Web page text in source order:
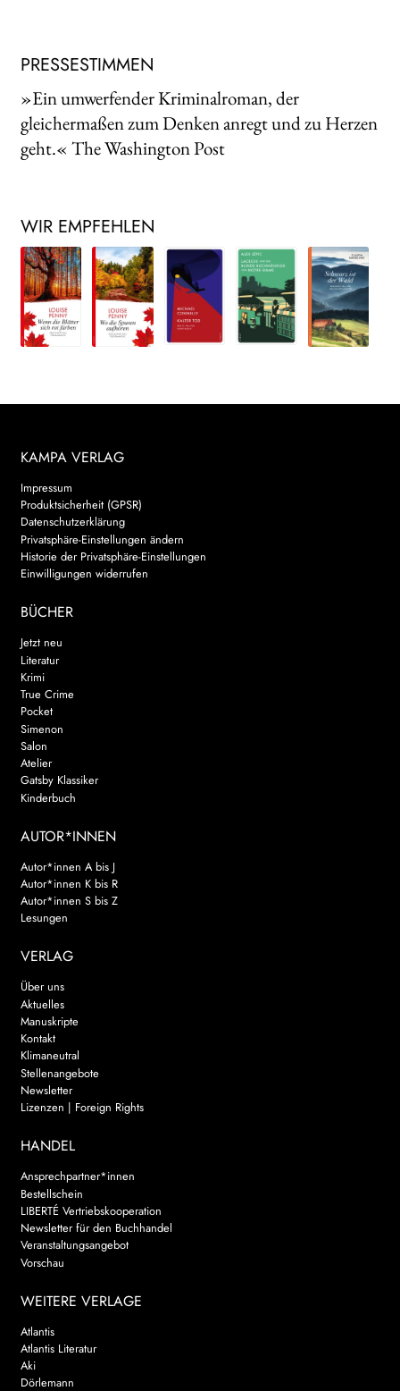
PRESSESTIMMEN
»Ein umwerfender Kriminalroman, der
gleichermaßen zum Denken anregt und zu Herzen
geht.« The Washington Post
WIR EMPFEHLEN
KAMPA VERLAG
Impressum
Produktsicherheit (GPSR)
Datenschutzerklärung
Privatsphäre-Einstellungen ändern
Historie der Privatsphäre-Einstellungen
Einwilligungen widerrufen
BÜCHER
Jetzt neu
Literatur
Krimi
True Crime
Pocket
Simenon
Salon
Atelier
Gatsby Klassiker
Kinderbuch
AUTOR*INNEN
Autor*innen A bis J
Autor*innen K bis R
Autor*innen S bis Z
Lesungen
VERLAG
Über uns
Aktuelles
Manuskripte
Kontakt
Klimaneutral
Stellenangebote
Newsletter
Lizenzen | Foreign Rights
HANDEL
Ansprechpartner*innen
Bestellschein
LIBERTÉ Vertriebskooperation
Newsletter für den Buchhandel
Veranstaltungsangebot
Vorschau
WEITERE VERLAGE
Atlantis
Atlantis Literatur
Aki
Dörlemann